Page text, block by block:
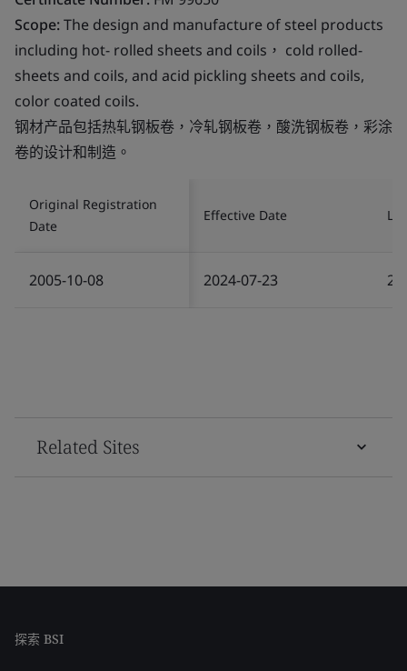
Scope:The design and manufacture of steel products
including hot- rolled sheets and coils， cold rolled-
sheets and coils, and acid pickling sheets and coils,
color coated coils.
钢材产品包括热轧钢板卷，冷轧钢板卷，酸洗钢板卷，彩涂
卷的设计和制造。
Original Registration
Date
Effective Date
2005-10-08 2024-07-23
Related Sites
探索 BSI